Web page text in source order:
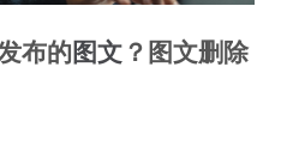
布的图文？图文删除